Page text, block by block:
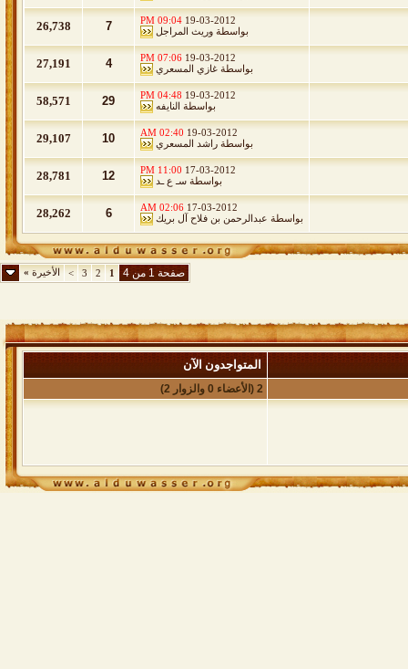
19-03-2012
09:04 PM
بواسطة وريث المراجل 7
26,738
19-03-2012
07:06 PM
بواسطة غازي المسعري 4
27,191
19-03-2012
04:48 PM
بواسطة النايفه 29
58,571
19-03-2012
02:40 AM
بواسطة راشد المسعري 10
29,107
17-03-2012
11:00 PM
بواسطة سـ ع ـد 12
28,781
17-03-2012
02:06 AM
بواسطة عبدالرحمن بن فلاح آل بريك 6
28,262
صفحة 1 من 4 1
2
3
> الأخيرة»
المتواجدون الآن
2 (الأعضاء 0 والزوار 2)